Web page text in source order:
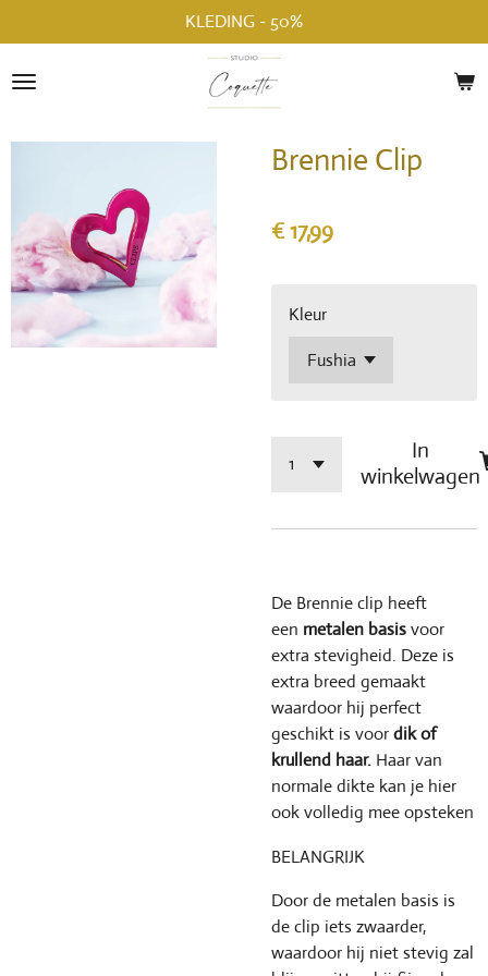
direct
naar
KLEDING - 50%
Brennie Clip
€ 17,99
Kleur
In
winkelwagen
De Brennie clip heeft
een metalen basisvoor
extra stevigheid. Deze is
extra breed gemaakt
waardoor hij perfect
geschikt is voordik of
krullend haar. Haar van
normale dikte kan je hier
ook volledig mee opsteken
BELANGRIJK
Door de metalen basis is
de clip iets zwaarder,
waardoor hij niet stevig zal